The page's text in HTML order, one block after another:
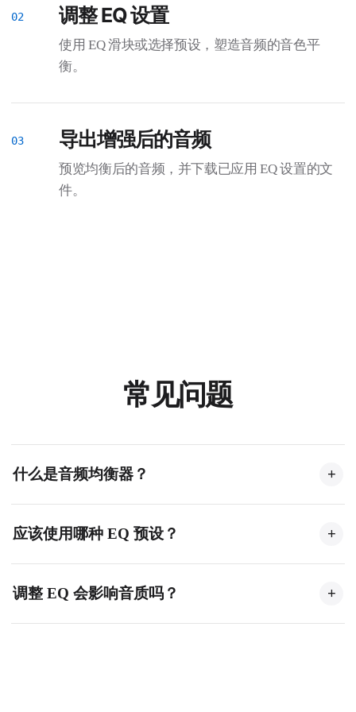
调整 EQ 设置
使用 EQ 滑块或选择预设，塑造音频的音色平
衡。
导出增强后的音频
预览均衡后的音频，并下载已应用 EQ 设置的文
件。
常见问题
什么是音频均衡器？ +
可增强低音、减弱刺耳高音、突出人声，或全面重塑
应该使用哪种 EQ 预设？ +
语音内容可用人声增强，声音沉闷时可用高音增强。
调整 EQ 会影响音质吗？ +